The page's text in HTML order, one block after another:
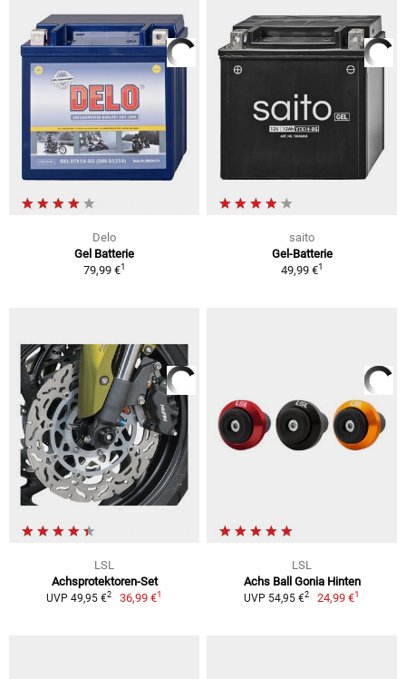
Delo
Gel Batterie
79,99 €1
saito
Gel-Batterie
49,99 €1
LSL
Achsprotektoren-Set
UVP 49,95 €2 36,99 €1
LSL
Achs Ball Gonia Hinten
UVP 54,95 €2 24,99 €1